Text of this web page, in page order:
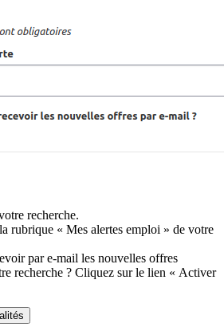
recherche.
rubrique « Mes alertes emploi » de votre
par e-mail les nouvelles offres
recherche ? Cliquez sur le lien « Activer